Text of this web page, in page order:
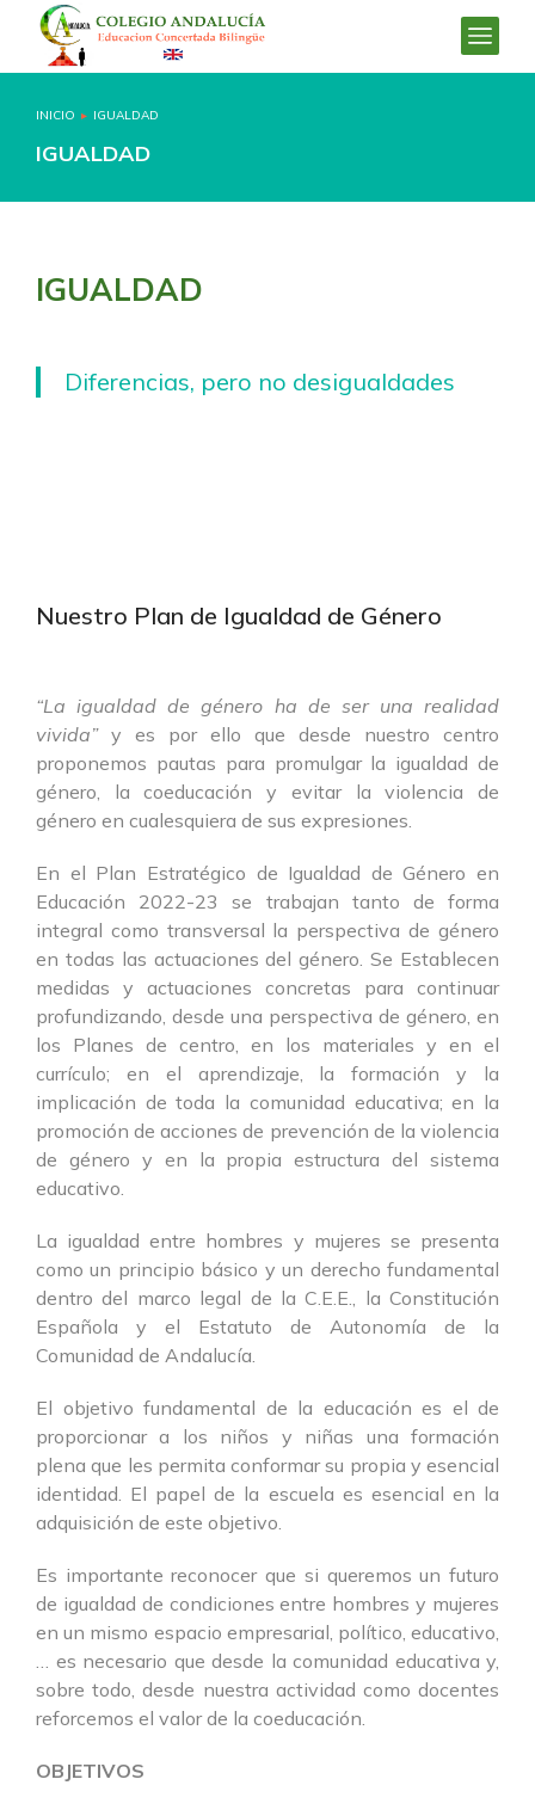
Estás aquí:
INICIO IGUALDAD
IGUALDAD
IGUALDAD
Diferencias, pero no desigualdades
Nuestro Plan de Igualdad de Género
“La igualdad de género ha de ser una realidad
vivida”y es por ello que desde nuestro centro
proponemos pautas para promulgar la igualdad de
género, la coeducación y evitar la violencia de
género en cualesquiera de sus expresiones.
En el Plan Estratégico de Igualdad de Género en
Educación 2022-23 se trabajan tanto de forma
integral como transversal la perspectiva de género
en todas las actuaciones del género. Se Establecen
medidas y actuaciones concretas para continuar
profundizando, desde una perspectiva de género, en
los Planes de centro, en los materiales y en el
currículo; en el aprendizaje, la formación y la
implicación de toda la comunidad educativa; en la
promoción de acciones de prevención de la violencia
de género y en la propia estructura del sistema
educativo.
La igualdad entre hombres y mujeres se presenta
como un principio básico y un derecho fundamental
dentro del marco legal de la C.E.E., la Constitución
Española y el Estatuto de Autonomía de la
Comunidad de Andalucía.
El objetivo fundamental de la educación es el de
proporcionar a los niños y niñas una formación
plena que les permita conformar su propia y esencial
identidad. El papel de la escuela es esencial en la
adquisición de este objetivo.
Es importante reconocer que si queremos un futuro
de igualdad de condiciones entre hombres y mujeres
en un mismo espacio empresarial, político, educativo,
… es necesario que desde la comunidad educativa y,
sobre todo, desde nuestra actividad como docentes
reforcemos el valor de la coeducación.
OBJETIVOS